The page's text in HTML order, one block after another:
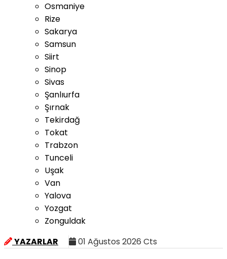
Osmaniye
Rize
Sakarya
Samsun
Siirt
Sinop
Sivas
Şanlıurfa
Şırnak
Tekirdağ
Tokat
Trabzon
Tunceli
Uşak
Van
Yalova
Yozgat
Zonguldak
YAZARLAR
01 Ağustos 2026 Cts